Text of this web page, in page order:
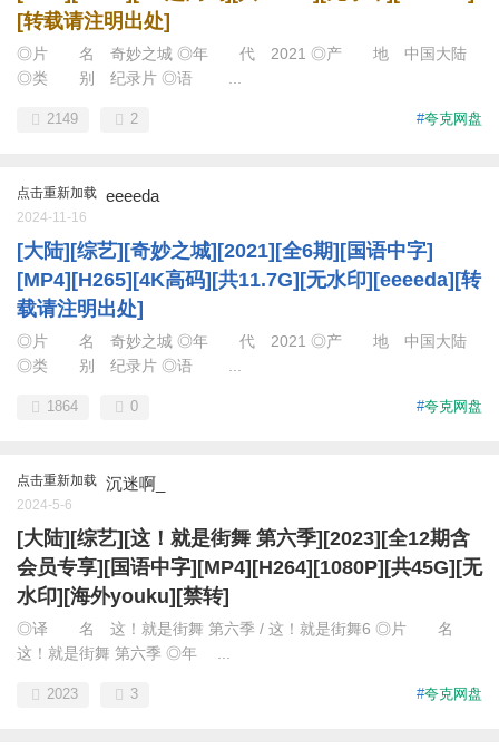
[转载请注明出处]
◎片 名 奇妙之城 ◎年 代 2021 ◎产 地 中国大陆
◎类 别 纪录片 ◎语 ...
#夸克网盘
2149 2
点击重新加载 eeeeda
2024-11-16
[大陆][综艺][奇妙之城][2021][全6期][国语中字]
[MP4][H265][4K高码][共11.7G][无水印][eeeeda][转
载请注明出处]
◎片 名 奇妙之城 ◎年 代 2021 ◎产 地 中国大陆
◎类 别 纪录片 ◎语 ...
#夸克网盘
1864 0
点击重新加载 沉迷啊_
2024-5-6
[大陆][综艺][这！就是街舞 第六季][2023][全12期含
会员专享][国语中字][MP4][H264][1080P][共45G][无
水印][海外youku][禁转]
◎译 名 这！就是街舞 第六季 / 这！就是街舞6 ◎片 名
这！就是街舞 第六季 ◎年 ...
#夸克网盘
2023 3